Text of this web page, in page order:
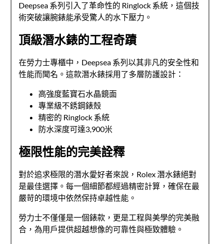
Deepsea 系列引入了革命性的 Ringlock 系統，這個技
術突破讓腕錶能承受驚人的水下壓力。
頂級潛水錶的工程奇蹟
在勞力士專櫃中，Deepsea 系列以其非凡的安全性和
性能而聞名。這款潛水錶採用了多層防護設計：
高強度藍寶石水晶鏡面
專業級不銹鋼錶殼
精密的 Ringlock 系統
防水深度可達3,900米
極限性能的完美詮釋
對於追求極限的潛水愛好者來說，Rolex 潛水錶絕對
是最佳選擇。每一個細節都經過精密計算，確保在最
嚴苛的環境中依然保持卓越性能。
勞力士不僅僅是一個錶款，更是工程與美學的完美融
合，為用戶提供超越想像的可靠性與極致體驗。